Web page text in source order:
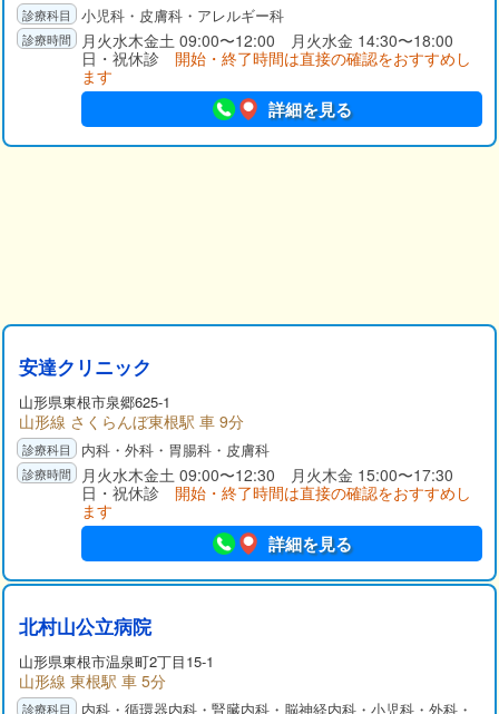
小児科・皮膚科・アレルギー科
月火水木金土 09:00〜12:00 月火水金 14:30〜18:00
日・祝休診 開始・終了時間は直接の確認をおすすめし
ます
詳細を見る
安達クリニック
山形県東根市泉郷625-1
山形線 さくらんぼ東根駅 車 9分
内科・外科・胃腸科・皮膚科
月火水木金土 09:00〜12:30 月火木金 15:00〜17:30
日・祝休診 開始・終了時間は直接の確認をおすすめし
ます
詳細を見る
北村山公立病院
山形県東根市温泉町2丁目15-1
山形線 東根駅 車 5分
内科・循環器内科・腎臓内科・脳神経内科・小児科・外科・